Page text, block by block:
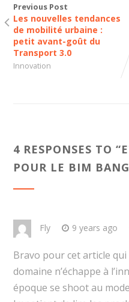
Previous Post
Les nouvelles tendances
de mobilité urbaine :
petit avant-goût du
Transport 3.0
Innovation
4 RESPONSES TO “
POUR LE BIM
Fly 9 years ago
Bravo pour cet article qui
domaine n’échappe à
époque se shoot au